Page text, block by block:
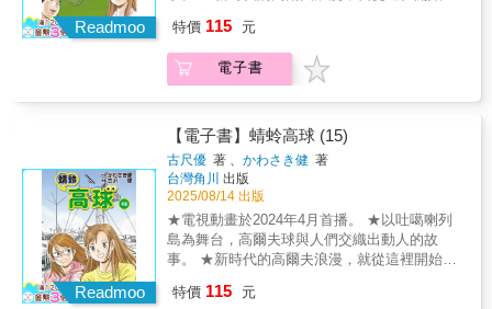
Readmoo
人在最終組展開激烈的第一名爭奪戰。受颱風
般的強風影響，三人紛紛失誤掉分。而前一組
的蜻蛉則是順利發揮，也打入了這三人的爭奪
Furusawa/Golf Digest Sha
特價 115 元
電子書
Readmoo
【電子書】蜻蛉高球 (15)
古尺優 著 、かわさき健 著
台灣角川 出版
2025/08/14 出版
★電視動畫於2024年4月首播。 ★以吐噶喇列
島為舞台，高爾夫球與人們交織出動人的故
事。 ★新時代的高爾夫浪漫，就從這裡開始。
戰到最後一刻的「九州女子錦標賽」以誰也沒
特價 115 元